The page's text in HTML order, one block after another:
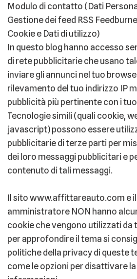
Modulo di contatto (Dati
Gestione dei feed RSS
Cookie e Dati di utilizzo)
In questo blog hanno accesso
di rete pubblicitarie che usano
inviare gli annunci nel tuo
rilevamento del tuo indirizzo IP
pubblicità più pertinente con i
Tecnologie simili (quali cookie,
javascript) possono essere
pubblicitarie di terze parti per
dei loro messaggi pubblicitari e
contenuto di tali messaggi.
Il sito www.affittareauto.com e
amministratore NON hanno
cookie che vengono utilizzati da
per approfondire il tema si
politiche della privacy di queste
come le opzioni per disattivare